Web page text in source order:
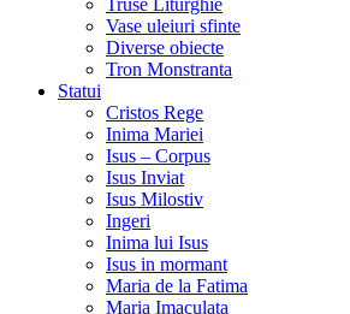
Truse Liturghie
Vase uleiuri sfinte
Diverse obiecte
Tron Monstranta
Statui
Cristos Rege
Inima Mariei
Isus – Corpus
Isus Inviat
Isus Milostiv
Ingeri
Inima lui Isus
Isus in mormant
Maria de la Fatima
Maria Imaculata